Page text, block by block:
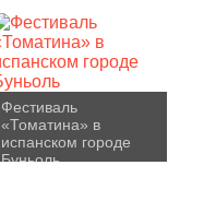
Фестиваль
«Томатина» в
испанском городе
Буньоль